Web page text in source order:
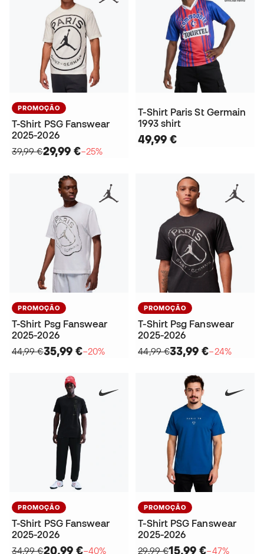
PROMOÇÃO
T-Shirt PSG Fanswear
2025-2026
39,99 €29,99 €−25%
T-Shirt Paris St Germain
1993 shirt
49,99 €
PROMOÇÃO
T-Shirt Psg Fanswear
2025-2026
44,99 €35,99 €−20%
PROMOÇÃO
T-Shirt Psg Fanswear
2025-2026
44,99 €33,99 €−24%
PROMOÇÃO
T-Shirt PSG Fanswear
2025-2026
34,99 €20,99 €−40%
PROMOÇÃO
T-Shirt PSG Fanswear
2025-2026
29,99 €15,99 €−47%